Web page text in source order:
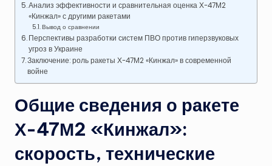
Анализ эффективности и сравнительная оценка Х-47М2
«Кинжал» с другими ракетами
Вывод о сравнении
Перспективы разработки систем ПВО против гиперзвуковых
угроз в Украине
Заключение: роль ракеты Х-47М2 «Кинжал» в современной
войне
Общие сведения о ракете
Х-47М2 «Кинжал»:
скорость, технические